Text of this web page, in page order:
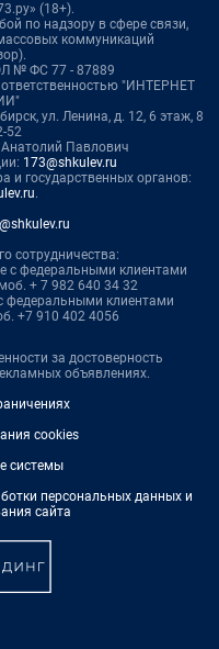
(18+).
по надзору в сфере связи,
коммуникаций
№ ФС 77 - 87889
"ИНТЕРНЕТ
ул. Ленина, д. 12, 6 этаж, 8
52
Павлович
173@shkulev.ru
и государственных органов:
.
сотрудничества:
с федеральными клиентами
+ 7 982 640 34 32
федеральными клиентами
+7 910 402 4056
за достоверность
объявлениях.
cookies
системы
персональных данных и
сайта